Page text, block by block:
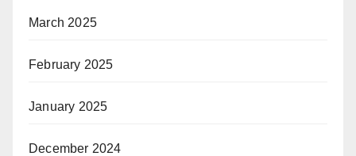
March 2025
February 2025
January 2025
December 2024